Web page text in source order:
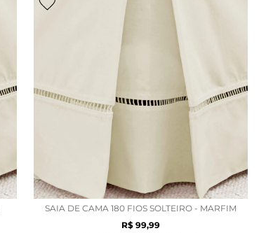
SAIA DE CAMA 180 FIOS SOLTEIRO - MARFIM
R$ 99,99